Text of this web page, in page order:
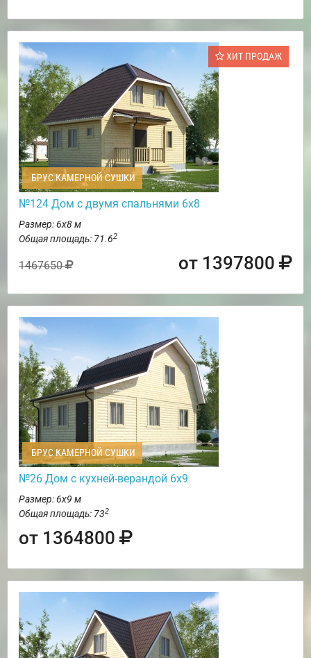
ХИТ ПРОДАЖ
БРУС КАМЕРНОЙ СУШКИ
№124 Дом с двумя спальнями 6х8
Размер: 6х8 м
Общая площадь: 71.62
1467650 от 1397800
БРУС КАМЕРНОЙ СУШКИ
№26 Дом с кухней-верандой 6х9
Размер: 6х9 м
Общая площадь: 732
от 1364800